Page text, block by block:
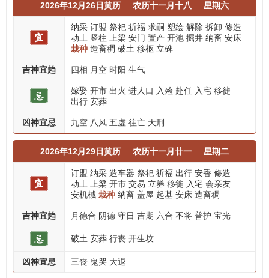
2026年12月26日黄历 农历十一月十八 星期六
纳采 订盟 祭祀 祈福 求嗣 塑绘 解除 拆卸 修造
动土 竖柱 上梁 安门 置产 开池 掘井 纳畜 安床
栽种 造畜稠 破土 移柩 立碑
吉神宜趋 四相 月空 时阳 生气
嫁娶 开市 出火 进人口 入殓 赴任 入宅 移徙
出行 安葬
凶神宜忌 九空 八风 五虚 往亡 天刑
2026年12月29日黄历 农历十一月廿一 星期二
订盟 纳采 造车器 祭祀 祈福 出行 安香 修造
动土
上梁 开市 交易 立券 移徙 入宅 会亲友
安机械 栽种 纳畜 盖屋 起基 安床 造畜稠
吉神宜趋 月德合 阴德 守日 吉期 六合 不将 普护 宝光
破土 安葬 行丧 开生坟
凶神宜忌 三丧 鬼哭 大退